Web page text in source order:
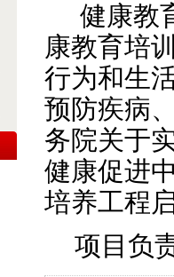
健康教
康教育培
行为和生
预防疾病
务院关于
健康促进
培养工程
项目负